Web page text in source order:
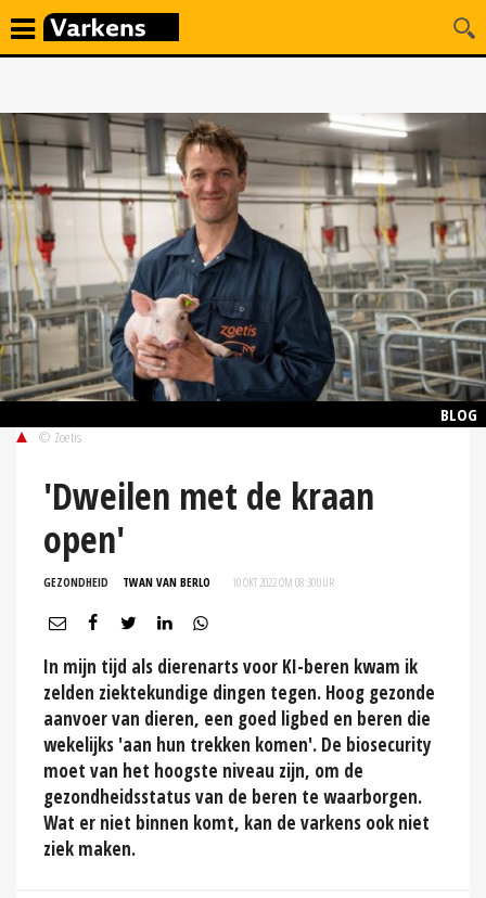
BLOG
© Zoetis
'Dweilen met de kraan
open'
GEZONDHEID TWAN VAN BERLO 10 OKT 2022 OM 08:30UUR
In mijn tijd als dierenarts voor KI-beren kwam ik
zelden ziektekundige dingen tegen. Hoog gezonde
aanvoer van dieren, een goed ligbed en beren die
wekelijks 'aan hun trekken komen'. De biosecurity
moet van het hoogste niveau zijn, om de
gezondheidsstatus van de beren te waarborgen.
Wat er niet binnen komt, kan de varkens ook niet
ziek maken.